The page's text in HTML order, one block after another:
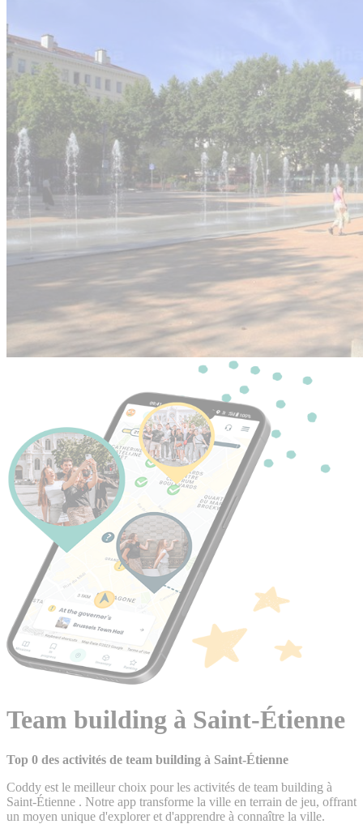
Team building à Saint-Étienne
Top 0 des activités de team building à Saint-Étienne
Coddy est le meilleur choix pour les activités de team building à
Saint-Étienne . Notre app transforme la ville en terrain de jeu, offrant
un moyen unique d'explorer et d'apprendre à connaître la ville.